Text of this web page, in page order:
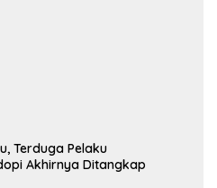
Terduga Pelaku
Akhirnya Ditangkap